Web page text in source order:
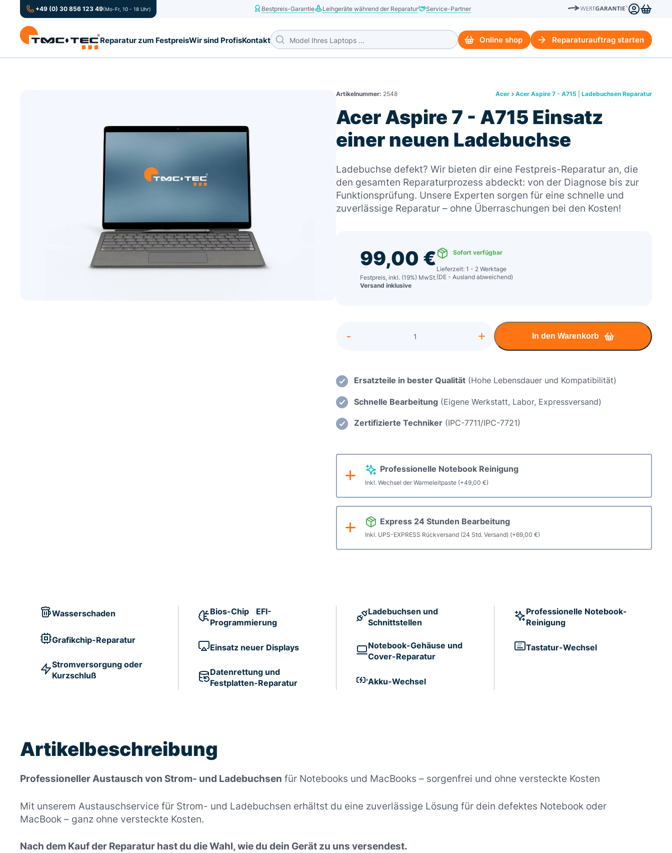
+49 (0) 30 856 123 49(Mo-Fr, 10 - 18 Uhr) Bestpreis-Garantie Leihgeräte während der Reparatur Service-Partner
Reparatur zum FestpreisWir sind ProfisKontakt Online shop Reparaturauftrag starten
Acer Acer Aspire 7 - A715 Ladebuchsen Reparatur
Artikelnummer: 2548
Acer Aspire 7 - A715 Einsatz
einer neuen Ladebuchse
Ladebuchse defekt? Wir bieten dir eine Festpreis-Reparatur an, die
den gesamten Reparaturprozess abdeckt: von der Diagnose bis zur
Funktionsprüfung. Unsere Experten sorgen für eine schnelle und
zuverlässige Reparatur – ohne Überraschungen bei den Kosten!
99,00 €
Festpreis, inkl. (19%) MwSt.
Versand inklusive
Sofort verfügbar
Lieferzeit: 1 - 2 Werktage
(DE - Ausland abweichend)
Professionelle Notebook Reinigung
Inkl. Wechsel der Warmeleitpaste (+49,00 €)
Express 24 Stunden Bearbeitung
Inkl. UPS-EXPRESS Rückversand (24 Std. Versand) (+69,00 €)
Acer
-
Einsatz
einer
Menge
- + In den Warenkorb
Ersatzteile in bester Qualität (Hohe Lebensdauer und Kompatibilität)
Schnelle Bearbeitung (Eigene Werkstatt, Labor, Expressversand)
Zertifizierte Techniker (IPC-7711/IPC-7721)
Wasserschaden
Grafikchip-Reparatur
Stromversorgung oder
Kurzschluß
Bios-Chip EFI-
Programmierung
Einsatz neuer Displays
Datenrettung und
Festplatten-Reparatur
Ladebuchsen und
Schnittstellen
Notebook-Gehäuse und
Cover-Reparatur
Akku-Wechsel
Professionelle Notebook-
Reinigung
Tastatur-Wechsel
Artikelbeschreibung
Professioneller Austausch von Strom- und Ladebuchsen für Notebooks und MacBooks – sorgenfrei und ohne versteckte Kosten
Mit unserem Austauschservice für Strom- und Ladebuchsen erhältst du eine zuverlässige Lösung für dein defektes Notebook oder
MacBook – ganz ohne versteckte Kosten.
Nach dem Kauf der Reparatur hast du die Wahl, wie du dein Gerät zu uns versendest.